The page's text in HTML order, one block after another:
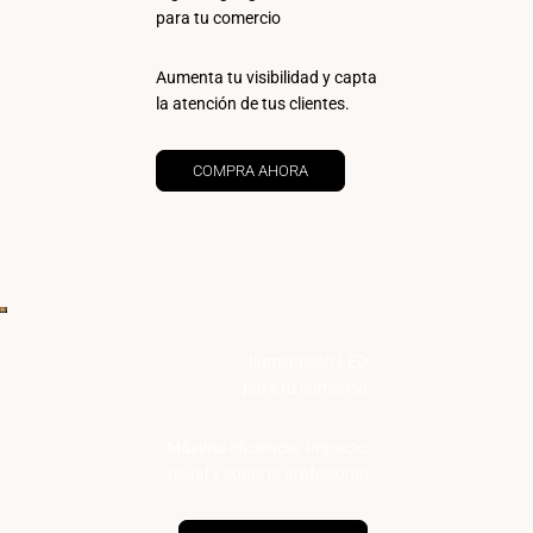
para tu comercio
Aumenta tu visibilidad y capta
la atención de tus clientes.
COMPRA AHORA